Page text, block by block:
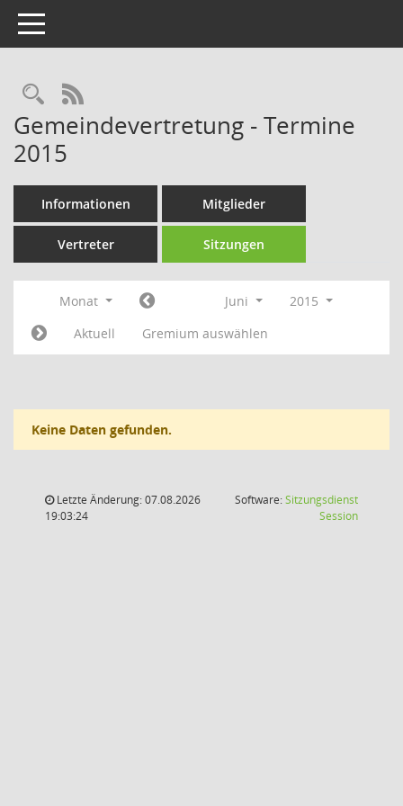
Toggle navigation
Rechercheauswahl
RSS-Feed
Gemeindevertretung - Termine
2015
Informationen Mitglieder
Vertreter Sitzungen
Monat Juni
2015
Aktuell
Gremium auswählen
Keine Daten gefunden.
Letzte Änderung: 07.08.2026
19:03:24
Software:Sitzungsdienst
Session(Wird in